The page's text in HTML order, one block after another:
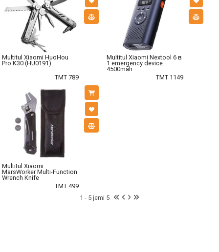
Multitul Xiaomi HuoHou
Pro K30 (HU0191)
TMT 789
Multitul Xiaomi Nextool 6 в
1 emergency device
4500mah
TMT 1149
Multitul Xiaomi
MarsWorker Multi-Function
Wrench Knife
TMT 499
1 - 5 jemi 5